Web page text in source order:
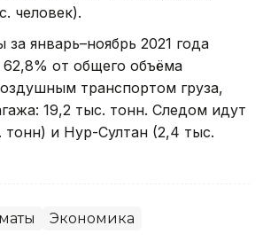
человек).
январь–ноябрь 2021 года
от общего объёма
транспортом груза,
19,2 тыс. тонн. Следом идут
и Нур-Султан (2,4 тыс.
Экономика